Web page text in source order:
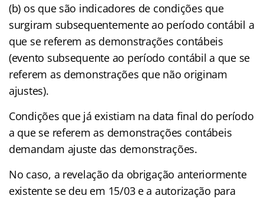
(b) os que são indicadores de condições que
surgiram subsequentemente ao período contábil a
que se referem as demonstrações contábeis
(evento subsequente ao período contábil a que se
referem as demonstrações que não originam
ajustes).
Condições que já existiam na data final do período
a que se referem as demonstrações contábeis
demandam ajuste das demonstrações.
No caso, a revelação da obrigação anteriormente
existente se deu em 15/03 e a autorização para